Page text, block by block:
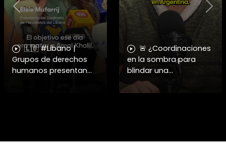
🇱🇧 #Libano |
Grupos de derechos
humanos presentan
🚨 ¿Coordinaciones
en la sombra para
blindar una
candidatura
presidencial? Nuevos
Previous